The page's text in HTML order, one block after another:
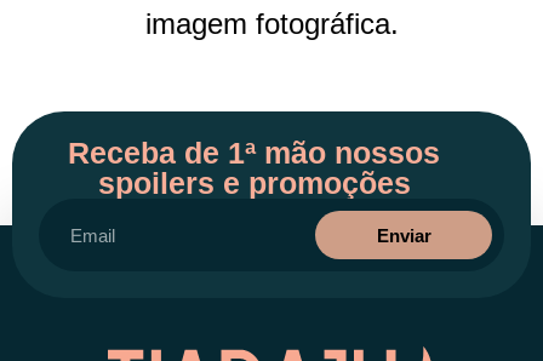
imagem fotográfica.
Receba de 1ª mão nossos
spoilers e promoções
Enviar